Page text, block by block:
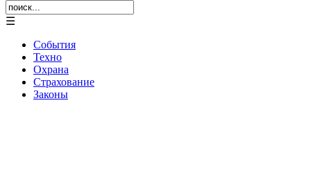
☰
События
Техно
Охрана
Страхование
Законы